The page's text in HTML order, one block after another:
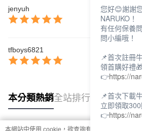
jenyuh
tfboys6821
本分類熱銷全站排行
本網站中使用 cookie，欲查詢有關本網站使用
您好😊謝謝
NARUKO！
有任何保養
問小編哦！
📌首次註冊
領首購好禮
👉https://
📌首次下載
立即領取
👉https://